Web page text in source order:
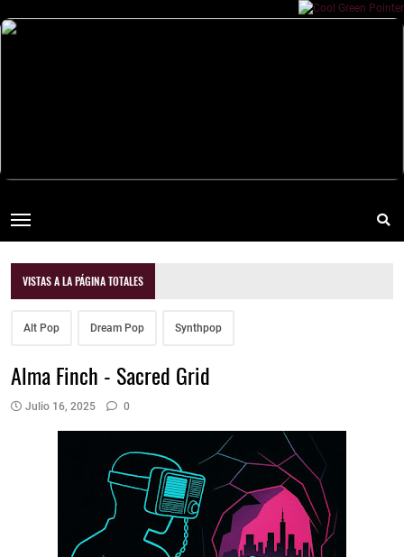
VISTAS A LA PÁGINA TOTALES
Alt Pop Dream Pop Synthpop
Alma Finch - Sacred Grid
Julio 16, 2025 0